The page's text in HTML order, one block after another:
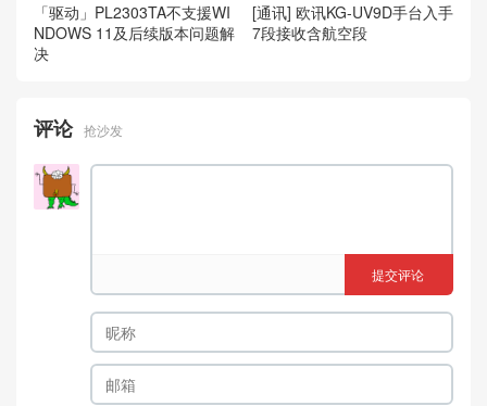
「驱动」PL2303TA不支援WI
NDOWS 11及后续版本问题解
决
[通讯] 欧讯KG-UV9D手台入手
7段接收含航空段
评论 抢沙发
提交评论